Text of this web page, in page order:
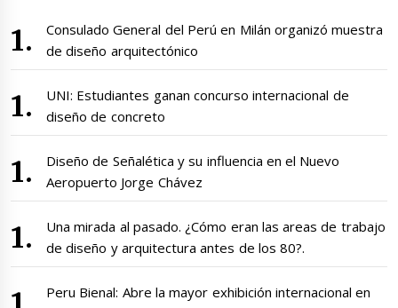
Consulado General del Perú en Milán organizó muestra
de diseño arquitectónico
UNI: Estudiantes ganan concurso internacional de
diseño de concreto
Diseño de Señalética y su influencia en el Nuevo
Aeropuerto Jorge Chávez
Una mirada al pasado. ¿Cómo eran las areas de trabajo
de diseño y arquitectura antes de los 80?.
Peru Bienal: Abre la mayor exhibición internacional en